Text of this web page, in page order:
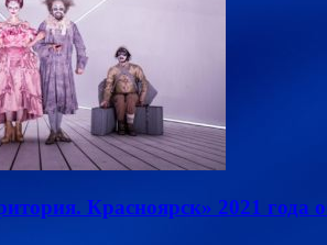
Красноярск» 2021 года